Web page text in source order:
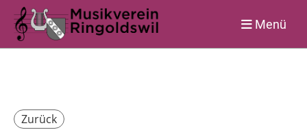
Menü
Zurück